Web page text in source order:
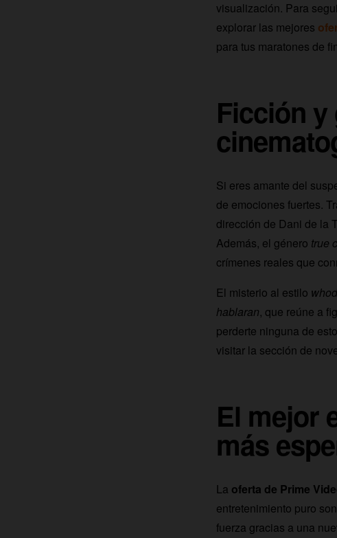
visualización. Para
explorar las mejores
para tus maratones de
Ficción y
Si eres amante del
de emociones fuertes.
dirección de Dani de la
Además, el género true
crímenes reales que
El misterio al estilo
hablaran, que reúne a
perderte ninguna de
visitar la sección de
El mejor
más
La oferta de Prime
entretenimiento puro
fuerza gracias a una